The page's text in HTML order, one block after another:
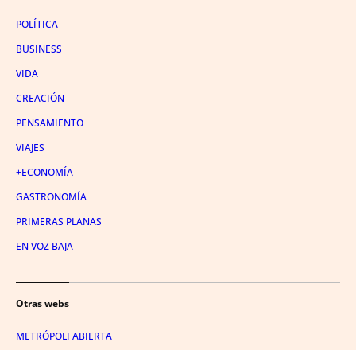
POLÍTICA
BUSINESS
VIDA
CREACIÓN
PENSAMIENTO
VIAJES
+ECONOMÍA
GASTRONOMÍA
PRIMERAS PLANAS
EN VOZ BAJA
Otras webs
METRÓPOLI ABIERTA